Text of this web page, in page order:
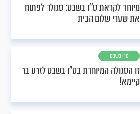
מיוחד לקראת ט’’ו בשבט: סגולה לפתוח
את שערי שלום הבית
ט"ו בשבט
זו הסגולה המיוחדת בט"ו בשבט לזרע בר
קיימא!